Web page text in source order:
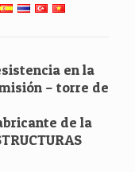
en la
– torre de
de la